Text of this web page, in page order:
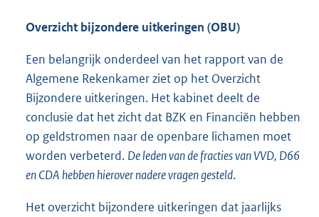
Overzicht bijzondere uitkeringen (OBU)
Een belangrijk onderdeel van het rapport van de
Algemene Rekenkamer ziet op het Overzicht
Bijzondere uitkeringen. Het kabinet deelt de
conclusie dat het zicht dat BZK en Financiën hebben
op geldstromen naar de openbare lichamen moet
worden verbeterd. De leden van de fracties van VVD, D66
en CDA hebben hierover nadere vragen gesteld.
Het overzicht bijzondere uitkeringen dat jaarlijks